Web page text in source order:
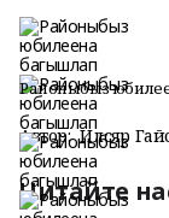
Районыбыз
Автор: Илсөяр
Читайте